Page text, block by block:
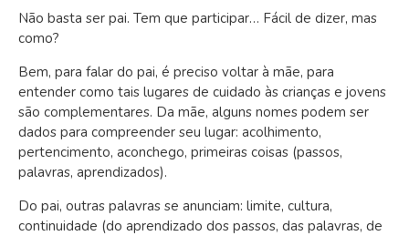
Não basta ser pai. Tem que participar… Fácil de dizer, mas
como?
Bem, para falar do pai, é preciso voltar à mãe, para
entender como tais lugares de cuidado às crianças e jovens
são complementares. Da mãe, alguns nomes podem ser
dados para compreender seu lugar: acolhimento,
pertencimento, aconchego, primeiras coisas (passos,
palavras, aprendizados).
Do pai, outras palavras se anunciam: limite, cultura,
continuidade (do aprendizado dos passos, das palavras, de